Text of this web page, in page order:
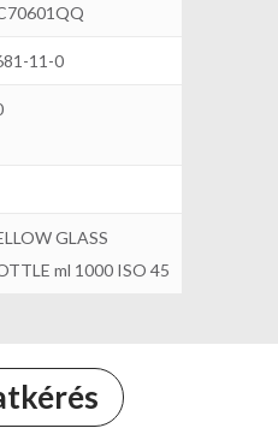
11-0
GLASS
ml 1000 ISO 45